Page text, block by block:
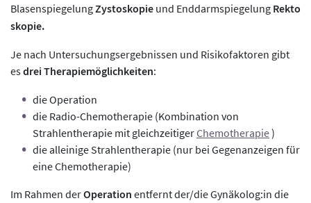
BlasenspiegelungZystoskopie und Enddarmspiegelung Rekto
skopie.
Je nach Untersuchungsergebnissen und Risikofaktoren gibt
esdrei Therapiemöglichkeiten:
die Operation
die Radio-Chemotherapie (Kombination von
Strahlentherapie mit gleichzeitigerChemotherapie)
die alleinige Strahlentherapie (nur bei Gegenanzeigen für
eine Chemotherapie)
Im Rahmen derOperation entfernt der/die Gynäkolog:in die